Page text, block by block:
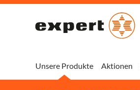
Unsere Produkte Aktionen